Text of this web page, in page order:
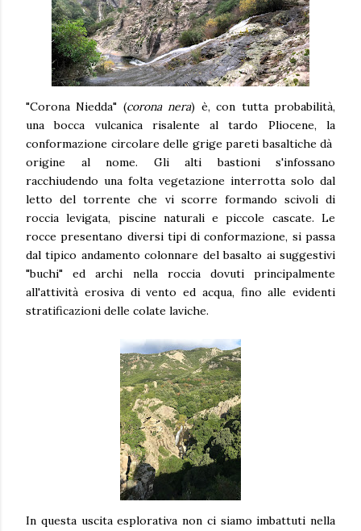
"Corona Niedda" (corona nera) è, con tutta probabilità,
una bocca vulcanica risalente al tardo Pliocene, la
conformazione circolare delle grige pareti basaltiche dà
origine al nome. Gli alti bastioni s'infossano
racchiudendo una folta vegetazione interrotta solo dal
letto del torrente che vi scorre formando scivoli di
roccia levigata, piscine naturali e piccole cascate. Le
rocce presentano diversi tipi di conformazione, si passa
dal tipico andamento colonnare del basalto ai suggestivi
"buchi" ed archi nella roccia dovuti principalmente
all'attività erosiva di vento ed acqua, fino alle evidenti
stratificazioni delle colate laviche.
In questa uscita esplorativa non ci siamo imbattuti nella